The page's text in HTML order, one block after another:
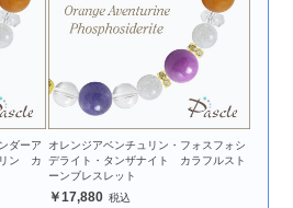
ダーア
リン カ
オレンジアベンチュリン・フォスフォシ
デライト・タンザナイト カラフルスト
ーンブレスレット
17,880